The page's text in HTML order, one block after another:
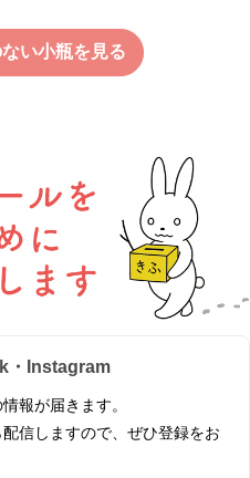
い小瓶を見る
・Instagram
報が届きます。
信しますので、ぜひ登録をお